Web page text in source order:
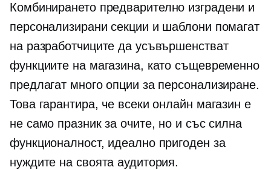
Комбинирането предварително изградени и
персонализирани секции и шаблони помагат
на разработчиците да усъвършенстват
функциите на магазина, като същевременно
предлагат много опции за персонализиране.
Това гарантира, че всеки онлайн магазин е
не само празник за очите, но и със силна
функционалност, идеално пригоден за
нуждите на своята аудитория.